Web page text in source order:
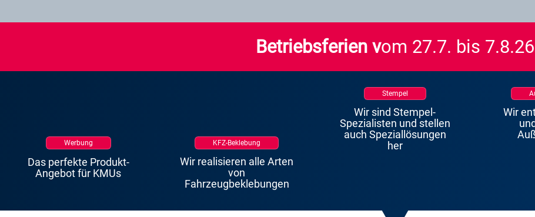
Betriebsferien vom 27.7. bis 7.8.26
Werbung
Das perfekte Produkt-
Angebot für KMUs
KFZ-Beklebung
Wir realisieren alle Arten
von
Fahrzeugbeklebungen
Stempel
Wir sind Stempel-
Spezialisten und stellen
auch Speziallösungen
her
Wir